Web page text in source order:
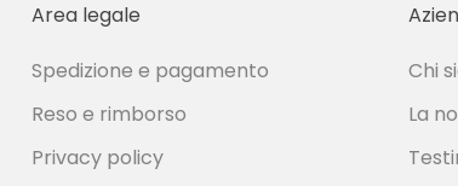
Area legale
Spedizione e pagamento
Reso e rimborso
Privacy policy
Chi
La